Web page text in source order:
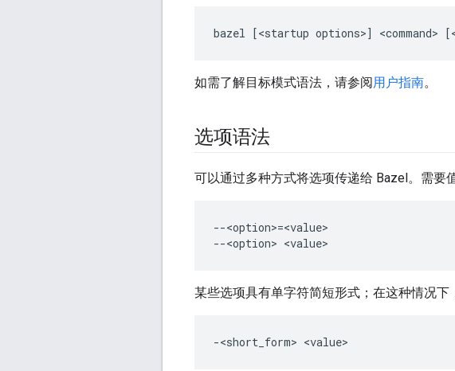
如需了解目标模式语法，请参阅用户指南。
选项语法
可以通过多种方式将选项传递给 Bazel。需要
--<option>=<value>
某些选项具有单字符简短形式；在这种情况下